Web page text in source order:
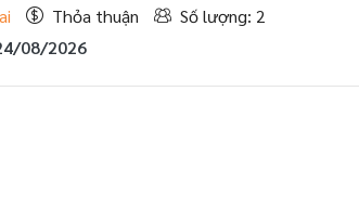
Thỏa thuận
Số lượng: 2
08/2026